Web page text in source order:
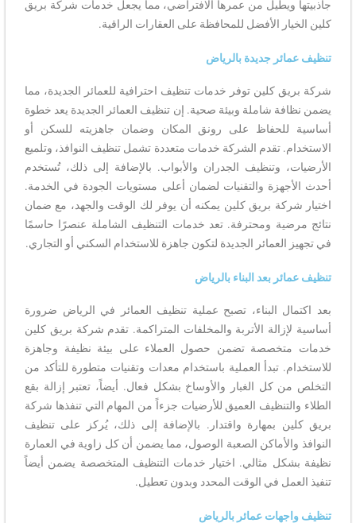
جاذبيتها ويطيل من عمرها الافتراضي، مما يجعل خدمات شركة بريق
كلين الخيار الأفضل للمحافظة على العقارات الراقية.
تنظيف عمائر جديدة بالرياض
شركة بريق كلين توفر خدمات تنظيف احترافية للعمائر الجديدة، مما
يضمن نظافة شاملة وبيئة صحية. إن تنظيف العمائر الجديدة يعد خطوة
أساسية للحفاظ على رونق المكان وضمان جاهزيته للسكن أو
الاستخدام. تقدم الشركة خدمات متعددة تشمل تنظيف النوافذ، وتلميع
الأرضيات، وتنظيف الجدران والأبواب. بالإضافة إلى ذلك، تُستخدم
أحدث الأجهزة والتقنيات لضمان أعلى مستويات الجودة في الخدمة.
اختيار شركة بريق كلين يمكنه أن يوفر لك الوقت والجهد، مع ضمان
نتائج مرضية ومحترفة. تعد خدمات التنظيف الشاملة عنصرًا حاسمًا
في تجهيز العمائر الجديدة لتكون جاهزة للاستخدام السكني أو التجاري.
تنظيف عمائر بعد البناء بالرياض
بعد اكتمال البناء، تصبح عملية تنظيف العمائر في الرياض ضرورة
أساسية لإزالة الأتربة والمخلفات المتراكمة. تقدم شركة بريق كلين
خدمات متخصصة تضمن حصول العملاء على بيئة نظيفة وجاهزة
للاستخدام. تبدأ العملية باستخدام معدات وتقنيات متطورة للتأكد من
التخلص من كل الغبار والأوساخ بشكل فعال. أيضاً، تعتبر إزالة بقع
الطلاء والتنظيف العميق للأرضيات جزءاً من المهام التي تنفذها شركة
بريق كلين بمهارة واقتدار. بالإضافة إلى ذلك، يُركز على تنظيف
النوافذ والأماكن الصعبة الوصول، مما يضمن أن كل زاوية في العمارة
نظيفة بشكل مثالي. اختيار خدمات التنظيف المتخصصة يضمن أيضاً
تنفيذ العمل في الوقت المحدد وبدون تعطيل.
تنظيف واجهات عمائر بالرياض